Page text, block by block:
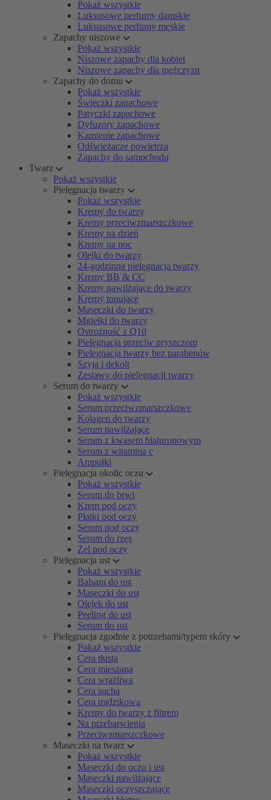
Pokaż wszystkie
Luksusowe perfumy damskie
Luksusowe perfumy męskie
Zapachy niszowe
Pokaż wszystkie
Niszowe zapachy dla kobiet
Niszowe zapachy dla mężczyzn
Zapachy do domu
Pokaż wszystkie
Świeczki zapachowe
Patyczki zapachowe
Dyfuzory zapachowe
Kamienie zapachowe
Odświeżacze powietrza
Zapachy do samochodu
Twarz
Pokaż wszystkie
Pielęgnacja twarzy
Pokaż wszystkie
Kremy do twarzy
Kremy przeciwzmarszczkowe
Kremy na dzień
Kremy na noc
Olejki do twarzy
24-godzinna pielęgnacja twarzy
Kremy BB & CC
Kremy nawilżające do twarzy
Kremy tonujące
Maseczki do twarzy
Mgiełki do twarzy
Ostrożność z Q10
Pielęgnacja przeciw pryszczom
Pielęgnacja twarzy bez parabenów
Szyja i dekolt
Zestawy do pielęgnacji twarzy
Serum do twarzy
Pokaż wszystkie
Serum przeciwzmarszczkowe
Kolagen do twarzy
Serum nawilżające
Serum z kwasem hialuronowym
Serum z witaminą c
Ampułki
Pielęgnacja okolic oczu
Pokaż wszystkie
Serum do brwi
Krem pod oczy
Płatki pod oczy
Serum pod oczy
Serum do rzęs
Żel pod oczy
Pielęgnacja ust
Pokaż wszystkie
Balsam do ust
Maseczki do ust
Olejek do ust
Peeling do ust
Serum do ust
Pielęgnacja zgodnie z potrzebami/typem skóry
Pokaż wszystkie
Cera tłusta
Cera mieszana
Cera wrażliwa
Cera sucha
Cera trądzikowa
Kremy do twarzy z filtrem
Na przebarwienia
Przeciwzmarszczkowe
Maseczki na twarz
Pokaż wszystkie
Maseczki do oczu i ust
Maseczki nawilżające
Maseczki oczyszczające